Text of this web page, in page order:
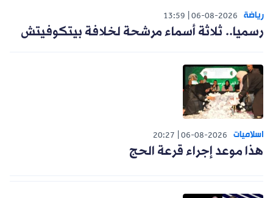
رياضة 06-08-2026
13:59
رسميا.. ثلاثة أسماء مرشحة لخلافة بيتكوفيتش
اسلاميات 06-08-2026
20:27
هذا موعد إجراء قرعة الحج